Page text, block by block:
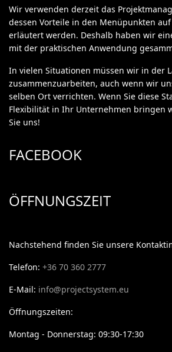
Wir verwenden derzeit das
dessen Vorteile in den Menüpunkten
erläutert werden. Deshalb haben wir
mit der praktischen Anwendung
In vielen Situationen müssen wir in der
zusammenzuarbeiten, auch wenn wir
selben Ort verrichten. Wenn Sie diese
Flexibilität in Ihr Unternehmen bringen
Sie uns!
FACEBOOK
ÖFFNUNGSZEIT
Nachstehend finden Sie unsere
Telefon: +36 70 360 2777
E-Mail: info@projectsystem.eu
Öffnungszeiten:
Montag - Donnerstag: 09:30-17:30